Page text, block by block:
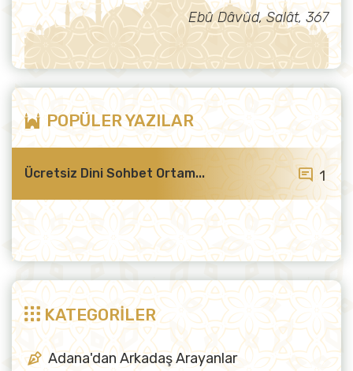
Ebû Dâvûd, Salât, 367
POPÜLER YAZILAR
Ücretsiz Dini Sohbet Ortam... 1
KATEGORİLER
Adana'dan Arkadaş Arayanlar